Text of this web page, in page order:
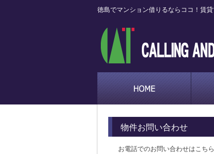
徳島でマンション借りるならココ！賃
物件お問い合わせ
お電話でのお問い合わせはこちら